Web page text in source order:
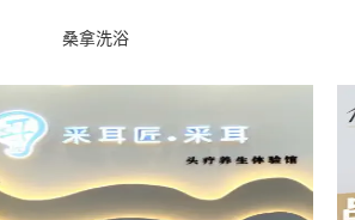
桑拿洗浴